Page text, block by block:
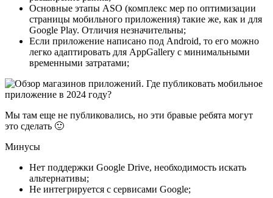
Основные этапы ASO (комплекс мер по оптимизации
страницы мобильного приложения) такие же, как и для
Google Play. Отличия незначительны;
Если приложение написано под Android, то его можно
легко адаптировать для AppGallery с минимальными
временными затратами;
Мы там еще не публиковались, но эти бравые ребята могут
это сделать 🙂
Минусы
Нет поддержки Google Drive, необходимость искать
альтернативы;
Не интегрируется с сервисами Google;